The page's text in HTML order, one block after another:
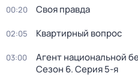
00:20 Своя правда
02:05 Квартирный вопрос
03:00 Агент национальной
Сезон 6. Серия 5-я